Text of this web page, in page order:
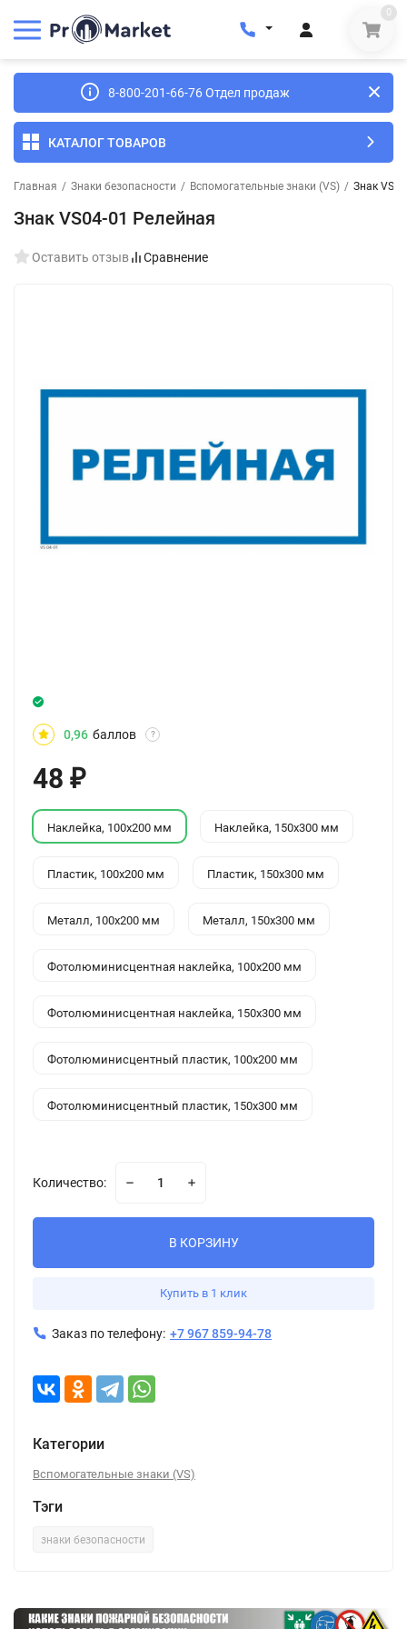
0
8-800-201-66-76 Отдел продаж
КАТАЛОГ ТОВАРОВ
Главная / Знаки безопасности / Вспомогательные знаки (VS) / Знак
Знак VS04-01 Релейная
Оставить отзыв Сравнение
0,96 баллов ?
48 ₽
Наклейка, 100x200 мм Наклейка, 150x300 мм
Пластик, 100x200 мм Пластик, 150x300 мм
Металл, 100x200 мм Металл, 150x300 мм
Фотолюминисцентная наклейка, 100x200 мм
Фотолюминисцентная наклейка, 150x300 мм
Фотолюминисцентный пластик, 100x200 мм
Фотолюминисцентный пластик, 150x300 мм
Количество:
В КОРЗИНУ
Купить в 1 клик
Заказ по телефону: +7 967 859-94-78
Категории
Вспомогательные знаки (VS)
Тэги
знаки безопасности